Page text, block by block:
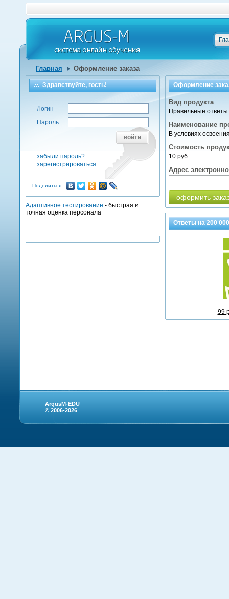
Главная Оформление заказа
Оформление
Вид продукта
Правильные ответы
Наименование
В условиях
Стоимость
10 руб.
Адрес
оформить
Ответы на200 000
99
Здравствуйте, гость!
Логин
Пароль
войти
забыли пароль?
зарегистрироваться
Поделиться
Адаптивное тестирование - быстрая и
точная оценка персонала
ArgusM-EDU
© 2006-2026